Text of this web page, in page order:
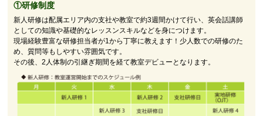
①研修制度
新人研修は配属エリア内の支社や教室で約3週間かけて行い、英会話講師
としての知識や基礎的なレッスンスキルなどを身につけます。
現場経験豊富な研修担当者が1から丁寧に教えます！少人数での研修のた
め、質問等もしやすい雰囲気です。
その後、2人体制の引継ぎ期間を経て教室デビューとなります。